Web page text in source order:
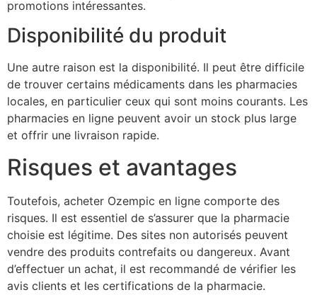
promotions intéressantes.
Disponibilité du produit
Une autre raison est la disponibilité. Il peut être difficile
de trouver certains médicaments dans les pharmacies
locales, en particulier ceux qui sont moins courants. Les
pharmacies en ligne peuvent avoir un stock plus large
et offrir une livraison rapide.
Risques et avantages
Toutefois, acheter Ozempic en ligne comporte des
risques. Il est essentiel de s’assurer que la pharmacie
choisie est légitime. Des sites non autorisés peuvent
vendre des produits contrefaits ou dangereux. Avant
d’effectuer un achat, il est recommandé de vérifier les
avis clients et les certifications de la pharmacie.